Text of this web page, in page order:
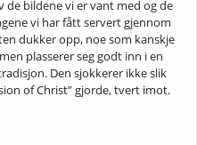
de bildene vi er vant med og de
vi har fått servert gjennom
dukker opp, noe som kanskje
plasserer seg godt inn i en
Den sjokkerer ikke slik
of Christ” gjorde, tvert imot.